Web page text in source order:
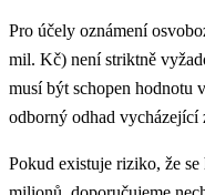
Pro účely oznámení
mil. Kč) není striktně
musí být schopen hodnotu
odborný odhad vycházející
Pokud existuje riziko, že